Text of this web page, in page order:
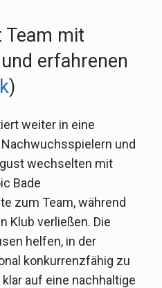
Team mit
erfahrenen
)
weiter in eine
und
wechselten mit
Bade
zum Team, während
Klub verließen. Die
helfen, in der
konkurrenzfähig zu
auf eine nachhaltige